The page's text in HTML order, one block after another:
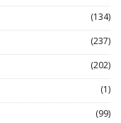
(134)
(237)
(202)
(1)
(99)